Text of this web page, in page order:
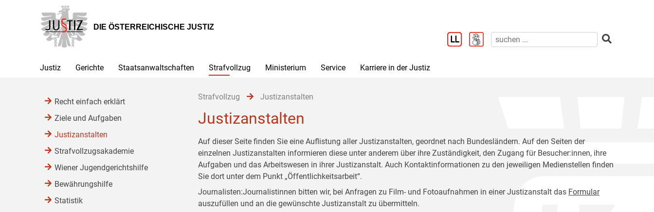
Hauptnavigation
[1]
Inhalt
[2]
Untermenü
[3]
DIE ÖSTERREICHISCHE JUSTIZ
Justiz Gerichte Staatsanwaltschaften Strafvollzug Ministerium Service Karriere in der Justiz
Strafvollzug Justizanstalten
Justizanstalten
Auf dieser Seite finden Sie eine Auflistung aller Justizanstalten, geordnet nach Bundesländern. Auf den Seiten der
einzelnen Justizanstalten informieren diese unter anderem über ihre Zuständigkeit, den Zugang für Besucher:innen, ihre
Aufgaben und das Arbeitswesen in ihrer Justizanstalt. Auch Kontaktinformationen zu den jeweiligen Medienstellen finden
Sie dort unter dem Punkt „Öffentlichkeitsarbeit“.
Journalisten:Journalistinnen bitten wir, bei Anfragen zu Film- und Fotoaufnahmen in einer Justizanstalt das Formular
auszufüllen und an die gewünschte Justizanstalt zu übermitteln.
Recht einfach erklärt
Ziele und Aufgaben
Justizanstalten
Strafvollzugsakademie
Wiener Jugendgerichtshilfe
Bewährungshilfe
Statistik